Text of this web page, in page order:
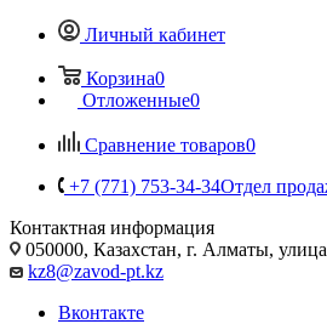
Личный кабинет
Корзина0
Отложенные0
Сравнение товаров0
+7 (771) 753-34-34Отдел
Контактная информация
050000, Казахстан, г. Алматы,
kz8@zavod-pt.kz
Вконтакте